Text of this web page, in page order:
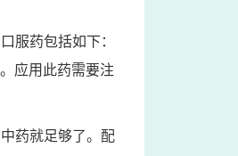
服药包括如下：
应用此药需要注
药就足够了。配